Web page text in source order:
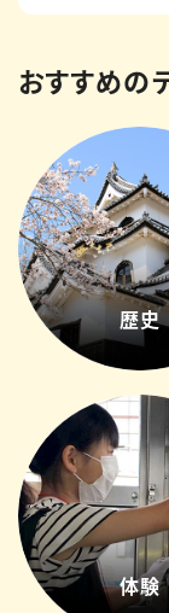
おすすめの
歴史
体験